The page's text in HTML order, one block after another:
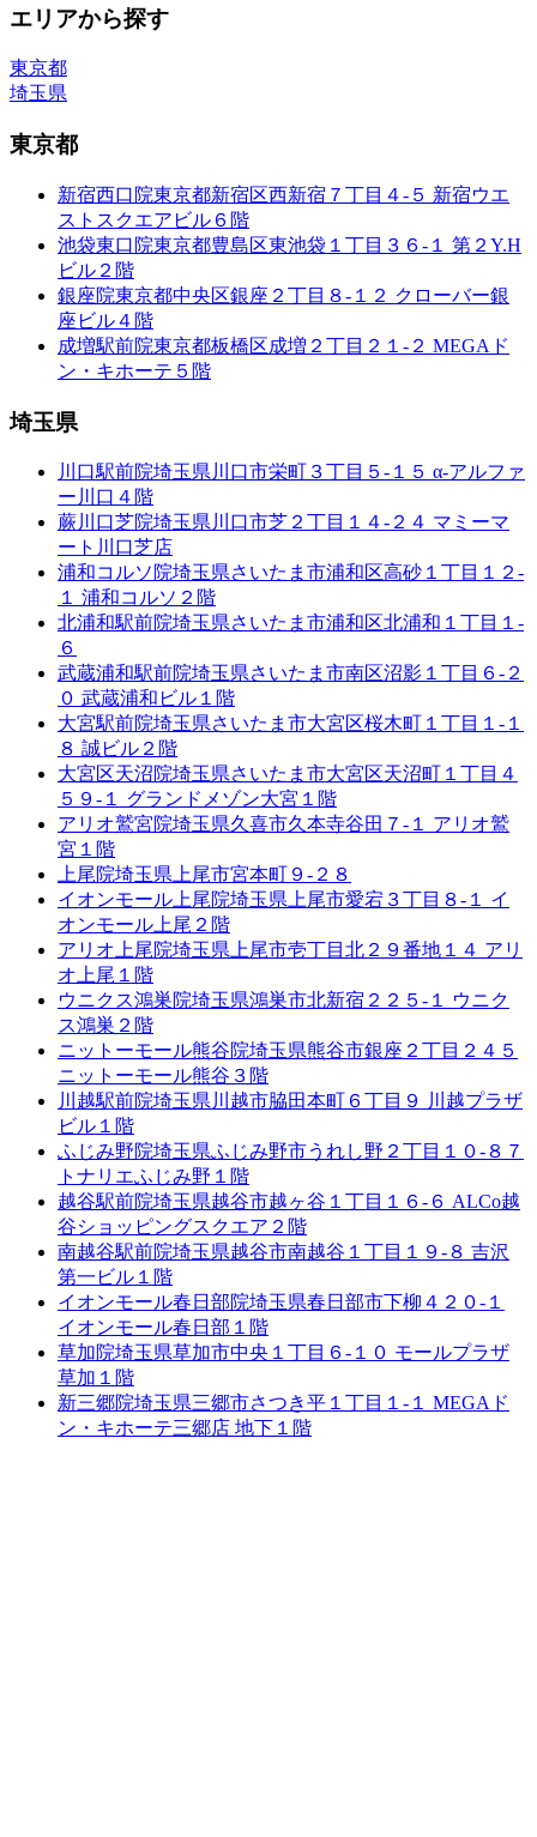
エリアから探す
東京都
埼玉県
東京都
新宿西口院東京都新宿区西新宿７丁目４-５ 新宿ウエ
ストスクエアビル６階
池袋東口院東京都豊島区東池袋１丁目３６-１ 第２Y.H
ビル２階
銀座院東京都中央区銀座２丁目８-１２ クローバー銀
座ビル４階
成増駅前院東京都板橋区成増２丁目２１-２ MEGAド
ン・キホーテ５階
埼玉県
川口駅前院埼玉県川口市栄町３丁目５-１５ α-アルファ
ー川口４階
蕨川口芝院埼玉県川口市芝２丁目１４-２４ マミーマ
ート川口芝店
浦和コルソ院埼玉県さいたま市浦和区高砂１丁目１２-
１ 浦和コルソ２階
北浦和駅前院埼玉県さいたま市浦和区北浦和１丁目１-
６
武蔵浦和駅前院埼玉県さいたま市南区沼影１丁目６-２
０ 武蔵浦和ビル１階
大宮駅前院埼玉県さいたま市大宮区桜木町１丁目１-１
８ 誠ビル２階
大宮区天沼院埼玉県さいたま市大宮区天沼町１丁目４
５９-１ グランドメゾン大宮１階
アリオ鷲宮院埼玉県久喜市久本寺谷田７-１ アリオ鷲
宮１階
上尾院埼玉県上尾市宮本町９-２８
イオンモール上尾院埼玉県上尾市愛宕３丁目８-１ イ
オンモール上尾２階
アリオ上尾院埼玉県上尾市壱丁目北２９番地１４ アリ
オ上尾１階
ウニクス鴻巣院埼玉県鴻巣市北新宿２２５-１ ウニク
ス鴻巣２階
ニットーモール熊谷院埼玉県熊谷市銀座２丁目２４５
ニットーモール熊谷３階
川越駅前院埼玉県川越市脇田本町６丁目９ 川越プラザ
ビル１階
ふじみ野院埼玉県ふじみ野市うれし野２丁目１０-８７
トナリエふじみ野１階
越谷駅前院埼玉県越谷市越ヶ谷１丁目１６-６ ALCo越
谷ショッピングスクエア２階
南越谷駅前院埼玉県越谷市南越谷１丁目１９-８ 吉沢
第一ビル１階
イオンモール春日部院埼玉県春日部市下柳４２０-１
イオンモール春日部１階
草加院埼玉県草加市中央１丁目６-１０ モールプラザ
草加１階
新三郷院埼玉県三郷市さつき平１丁目１-１ MEGAド
ン・キホーテ三郷店 地下１階